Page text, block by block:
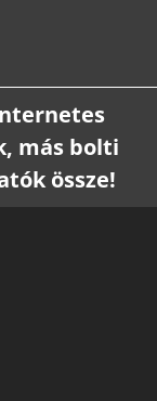
más bolti
össze!